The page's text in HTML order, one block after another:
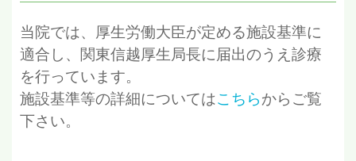
当院では、厚生労働大臣が定める施設基準に
適合し、関東信越厚生局長に届出のうえ診療
を行っています。
施設基準等の詳細についてはこちらからご覧
下さい。